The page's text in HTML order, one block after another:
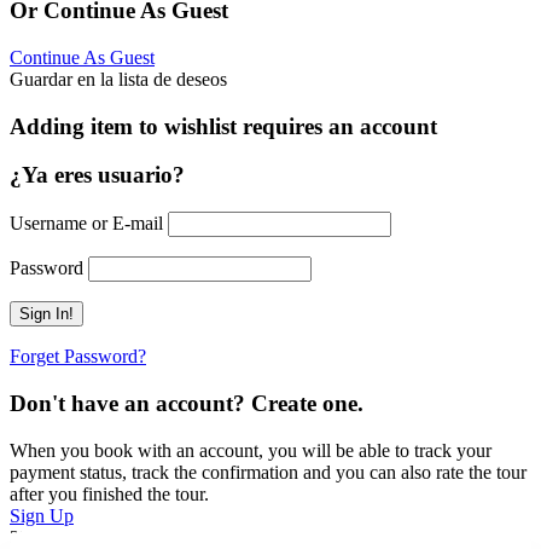
Or Continue As Guest
Continue As Guest
Guardar en la lista de deseos
Adding item to wishlist requires an account
¿Ya eres usuario?
Username or E-mail
Password
Forget Password?
Don't have an account? Create one.
When you book with an account, you will be able to track your
payment status, track the confirmation and you can also rate the tour
after you finished the tour.
Sign Up
252